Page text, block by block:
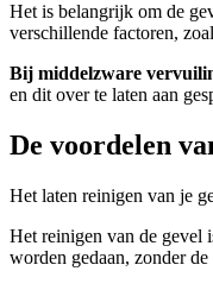
Het is belangrijk om de
verschillende factoren,
Bij middelzware
en dit over te laten aan
De voordelen
Het laten reinigen van je
Het reinigen van de gevel
worden gedaan, zonder